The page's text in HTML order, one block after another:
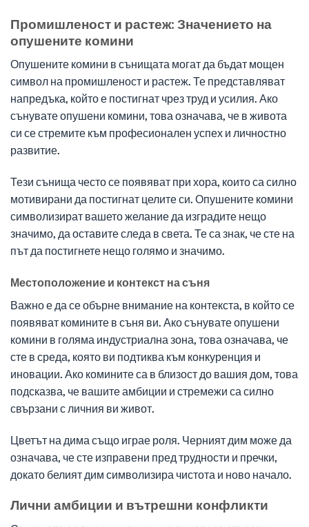
Промишленост и растеж: Значението на
опушените комини
Опушените комини в сънищата могат да бъдат мощен
символ на промишленост и растеж. Те представляват
напредъка, който е постигнат чрез труд и усилия. Ако
сънувате опушени комини, това означава, че в живота
си се стремите към професионален успех и личностно
развитие.
Тези сънища често се появяват при хора, които са силно
мотивирани да постигнат целите си. Опушените комини
символизират вашето желание да изградите нещо
значимо, да оставите следа в света. Те са знак, че сте на
път да постигнете нещо голямо и значимо.
Местоположение и контекст на съня
Важно е да се обърне внимание на контекста, в който се
появяват комините в съня ви. Ако сънувате опушени
комини в голяма индустриална зона, това означава, че
сте в среда, която ви подтиква към конкуренция и
иновации. Ако комините са в близост до вашия дом, това
подсказва, че вашите амбиции и стремежи са силно
свързани с личния ви живот.
Цветът на дима също играе роля. Черният дим може да
означава, че сте изправени пред трудности и пречки,
докато белият дим символизира чистота и ново начало.
Лични амбиции и вътрешни конфликти